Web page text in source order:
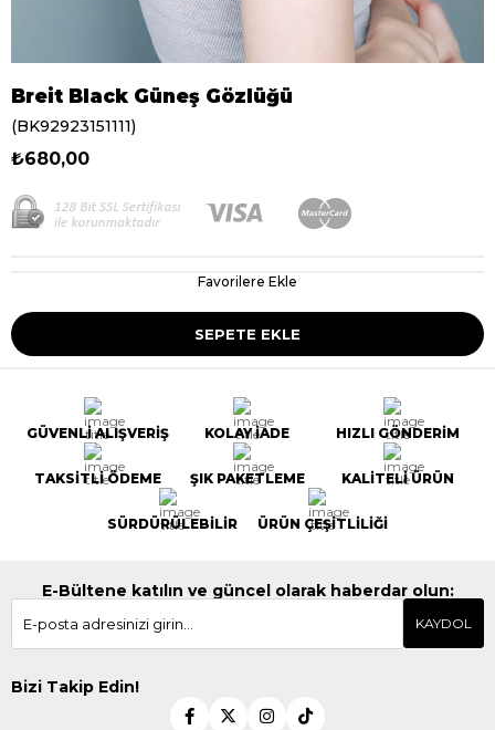
Breit Black Güneş Gözlüğü
(BK92923151111)
₺680,00
Favorilere Ekle
GÜVENLİ ALIŞVERİŞ KOLAY İADE HIZLI GÖNDERİM
TAKSİTLİ ÖDEME ŞIK PAKETLEME KALİTELİ ÜRÜN
SÜRDÜRÜLEBİLİR ÜRÜN ÇEŞİTLİLİĞİ
E-Bültene katılın ve güncel olarak haberdar olun:
KAYDOL
Bizi Takip Edin!